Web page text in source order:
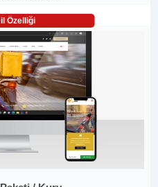
Özelliği